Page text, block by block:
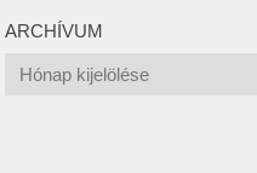
ARCHÍVUM
Archívum